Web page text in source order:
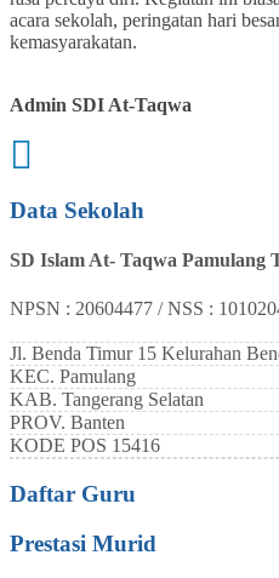
acara sekolah, peringatan hari
kemasyarakatan.
Admin SDI At-Taqwa
Data Sekolah
SD Islam At- Taqwa Pamulang
NPSN : 20604477 / NSS :
Jl. Benda Timur 15 Kelurahan
KEC. Pamulang
KAB. Tangerang Selatan
PROV. Banten
KODE POS 15416
Daftar Guru
Prestasi Murid